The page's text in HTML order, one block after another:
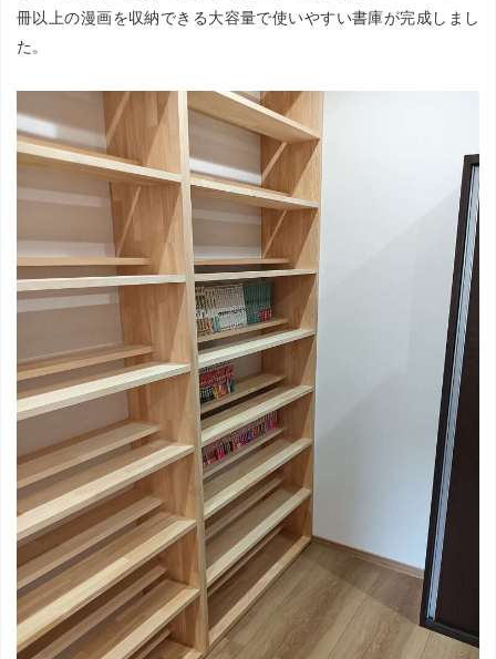
冊以上の漫画を収納できる大容量で使いやすい書庫が完成しまし
た。